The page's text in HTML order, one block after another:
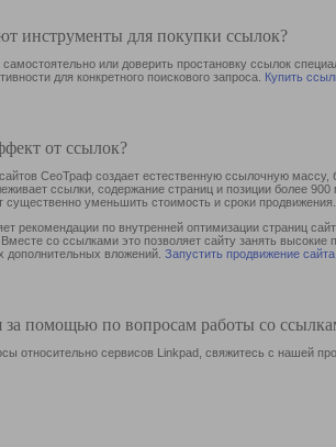
инструменты для покупки ссылок?
или доверить простановку ссылок
для конкретного поискового запроса. Купить
от ссылок?
СеоТраф создает естественную ссылочную
ссылки, содержание страниц и позиции более
существенно уменьшить стоимость и сроки продвижения.
рекомендации по внутренней оптимизации страниц
со ссылками это позволяет сайту занять
дополнительных вложений. Запустить продвижение сайта
за помощью по вопросам работы со
относительно сервисов Linkpad, свяжитесь с нашей